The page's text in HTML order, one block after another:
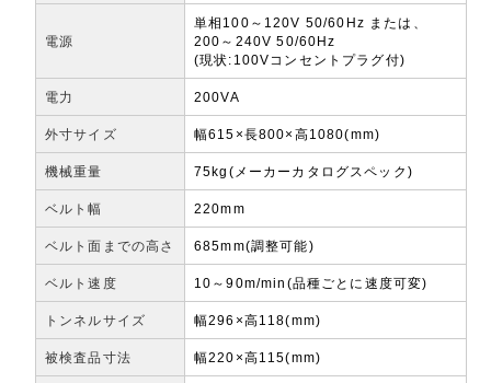
電源
単相100～120V 50/60Hz または、
200～240V 50/60Hz
(現状:100Vコンセントプラグ付)
電力 200VA
外寸サイズ 幅615×長800×高1080(mm)
機械重量 75kg(メーカーカタログスペック)
ベルト幅 220mm
ベルト面までの高さ 685mm(調整可能)
ベルト速度 10～90m/min(品種ごとに速度可変)
トンネルサイズ 幅296×高118(mm)
被検査品寸法 幅220×高115(mm)